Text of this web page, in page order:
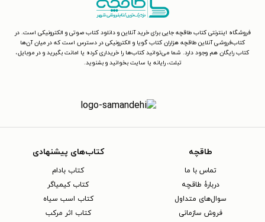
فروشگاه اینترنتی کتاب طاقچه جایی برای خرید آنلاین و دانلود کتاب صوتی و الکترونیکی است. در
کتاب‌فروشی آنلاین طاقچه هزاران کتاب گویا و الکترونیکی در دسترس است که در میان آن‌ها
کتاب رایگان هم وجود دارد. شما می‌توانید کتاب‌ها را خریداری کرده یا امانت بگیرید و در موبایل،
تبلت، رایانه یا سایت بخوانید و بشنوید.
طاقچه
تماس با ما
دربارهٔ طاقچه
سوال‌های متداول
فروش سازمانی
کتاب‌های پیشنهادی
کتاب بادام
کتاب کیمیاگر
کتاب اسب سیاه
کتاب اثر مرکب